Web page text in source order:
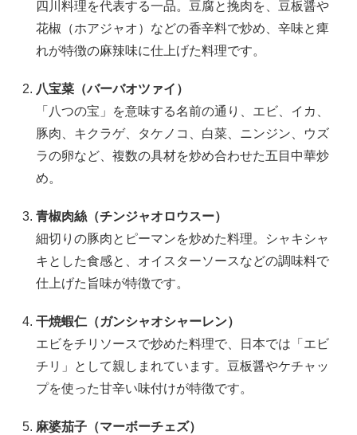
四川料理を代表する一品。豆腐と挽肉を、豆板醤や
花椒（ホアジャオ）などの香辛料で炒め、辛味と痺
れが特徴の麻辣味に仕上げた料理です。
八宝菜（バーバオツァイ）
「八つの宝」を意味する名前の通り、エビ、イカ、
豚肉、キクラゲ、タケノコ、白菜、ニンジン、ウズ
ラの卵など、複数の具材を炒め合わせた五目中華炒
め。
青椒肉絲（チンジャオロウスー）
細切りの豚肉とピーマンを炒めた料理。シャキシャ
キとした食感と、オイスターソースなどの調味料で
仕上げた旨味が特徴です。
干焼蝦仁（ガンシャオシャーレン）
エビをチリソースで炒めた料理で、日本では「エビ
チリ」として親しまれています。豆板醤やケチャッ
プを使った甘辛い味付けが特徴です。
麻婆茄子（マーボーチェズ）